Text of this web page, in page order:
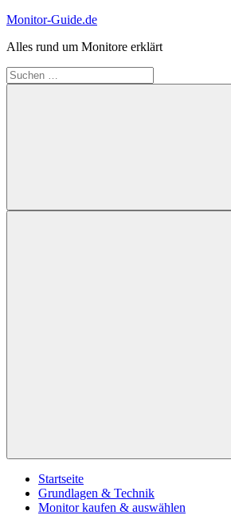
Zum
springen
Monitor-Guide.de
Alles rund um Monitore erklärt
Suchen
nach:
Suchen
Startseite
Grundlagen & Technik
Monitor kaufen & auswählen